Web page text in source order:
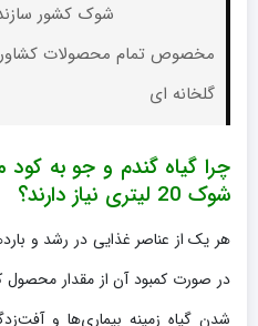
شوک کشور
مخصوص تمام محصولات
گلخانه ای
چرا گیاه گندم و جو به
شوک 20 لیتری نیاز دارند؟
هر یک از عناصر غذایی در رشد و
در صورت کمبود آن از مقدار
شدن گیاه زمینه بیماری‌ها و